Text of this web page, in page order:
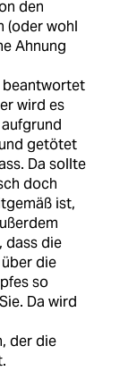
den
(oder wohl
Ahnung
beantwortet
wird es
getötet
Da sollte
doch
ist,
dass die
die
so
Da wird
der die